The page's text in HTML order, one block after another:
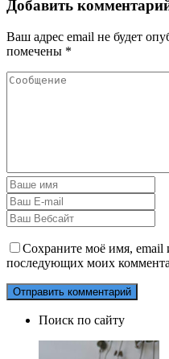
Добавить
Ваш адрес email не будет
помечены *
Сохраните моё имя, email
последующих моих
Поиск по сайту